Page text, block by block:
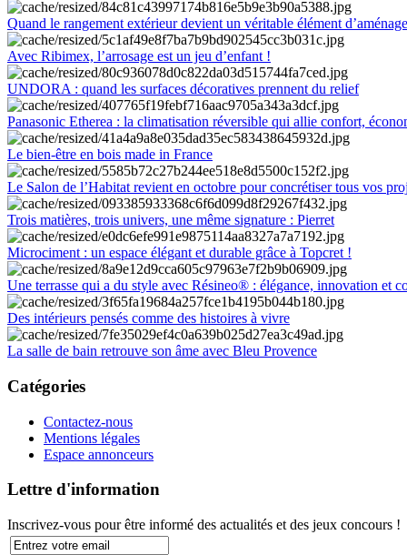
Quand le rangement extérieur devient un véritable élément
Avec Ribimex, l’arrosage est un jeu d’enfant !
UNDORA : quand les surfaces décoratives prennent du relief
Panasonic Etherea : la climatisation réversible qui allie confort,
Le bien-être en bois made in France
Le Salon de l’Habitat revient en octobre pour concrétiser tous vos
Trois matières, trois univers, une même signature : Pierret
Microciment : un espace élégant et durable grâce à Topcret !
Une terrasse qui a du style avec Résineo® : élégance, innovation et
Des intérieurs pensés comme des histoires à vivre
La salle de bain retrouve son âme avec Bleu Provence
Catégories
Contactez-nous
Mentions légales
Espace annonceurs
Lettre d'information
Inscrivez-vous pour être informé des actualités et des jeux concours !